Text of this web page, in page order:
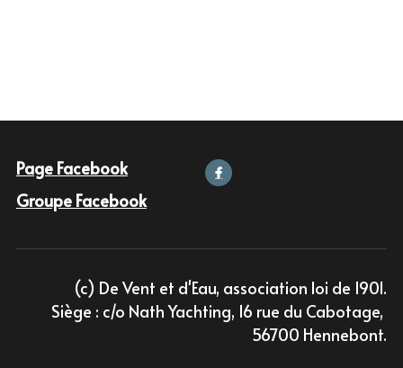
Page Facebook
Groupe Facebook
(c) De Vent et d'Eau, association loi de 1901.
Siège : c/o Nath Yachting, 16 rue du Cabotage,
56700 Hennebont.